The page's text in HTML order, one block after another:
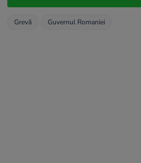
Grevă Guvernul Romaniei